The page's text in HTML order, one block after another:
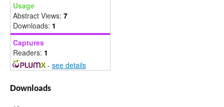
Usage
Abstract Views: 7
Downloads: 1
Captures
Readers: 1
- see details
Downloads